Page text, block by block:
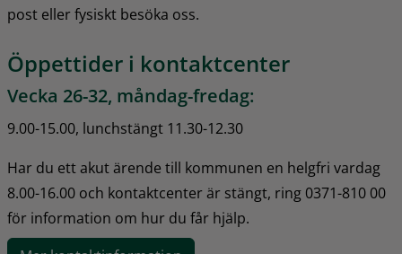
post eller fysiskt besöka oss.
Öppettider i kontaktcenter
Vecka 26-32, måndag-fredag:
9.00-15.00, lunchstängt 11.30-12.30
Har du ett akut ärende till kommunen en helgfri vardag
8.00-16.00 och kontaktcenter är stängt, ring 0371-810 00
för information om hur du får hjälp.